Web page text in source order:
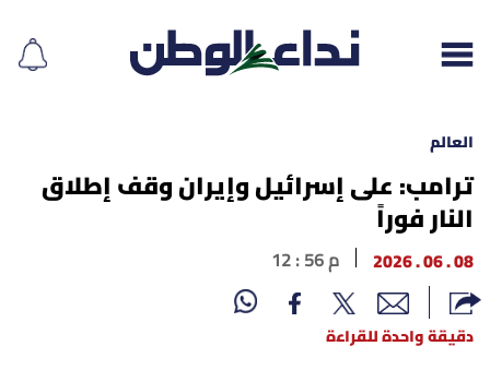
إقرأ الجريدة
لبنان
الغلاف
العالم
ترامب: على إسرائيل وإيران وقف إطلاق
النار فوراً
08 . 06 . 2026 12 : 56 م
دقيقة واحدة للقراءة